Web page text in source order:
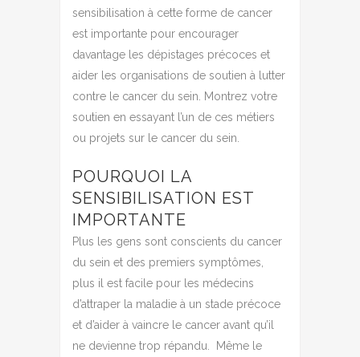
sensibilisation à cette forme de cancer
est importante pour encourager
davantage les dépistages précoces et
aider les organisations de soutien à lutter
contre le cancer du sein.
Montrez votre
soutien en essayant l’un de ces métiers
ou projets sur le cancer du sein.
POURQUOI LA
SENSIBILISATION EST
IMPORTANTE
Plus les gens sont conscients du cancer
du sein et des premiers symptômes,
plus il est facile pour les médecins
d’attraper la maladie à un stade précoce
et d’aider à vaincre le cancer avant qu’il
ne devienne trop répandu.
Même le